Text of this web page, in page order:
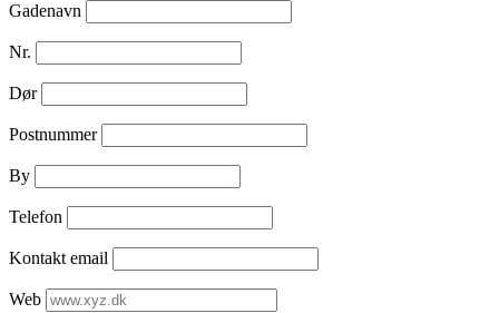
Gadenavn
Nr.
Dør
Postnummer
By
Telefon
Kontakt email
Web